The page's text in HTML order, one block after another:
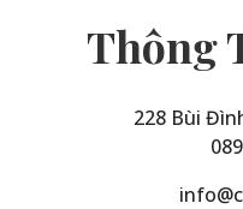
Thông
228 Bùi